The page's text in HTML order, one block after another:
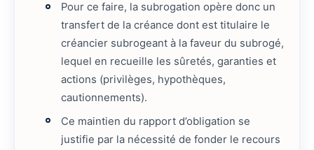
Pour ce faire, la subrogation opère donc un
transfert de la créance dont est titulaire le
créancier subrogeant à la faveur du subrogé,
lequel en recueille les sûretés, garanties et
actions (privilèges, hypothèques,
cautionnements).
Ce maintien du rapport d’obligation se
justifie par la nécessité de fonder le recours